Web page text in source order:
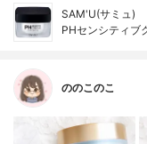
SAM'U(サミュ)
PHセンシティブ
ののこのこ